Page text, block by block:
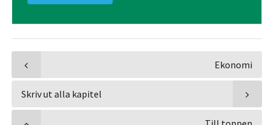
Ekonomi
Skriv ut alla kapitel